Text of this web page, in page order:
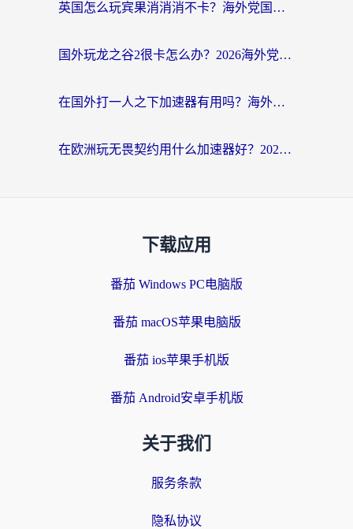
英国怎么玩宾果消消消不卡？海外党国服游戏加速终极攻略（附守望第九大陆解决办法）
国外玩龙之谷2很卡怎么办？2026海外党必看的国服游戏加速全攻略
在国外打一人之下加速器有用吗？海外党国服游戏畅玩全攻略
在欧洲玩无畏契约用什么加速器好？2026海外党亲测有效指南
下载应用
番茄 Windows PC电脑版
番茄 macOS苹果电脑版
番茄 ios苹果手机版
番茄 Android安卓手机版
关于我们
服务条款
隐私协议